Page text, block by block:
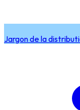
Jargon de la